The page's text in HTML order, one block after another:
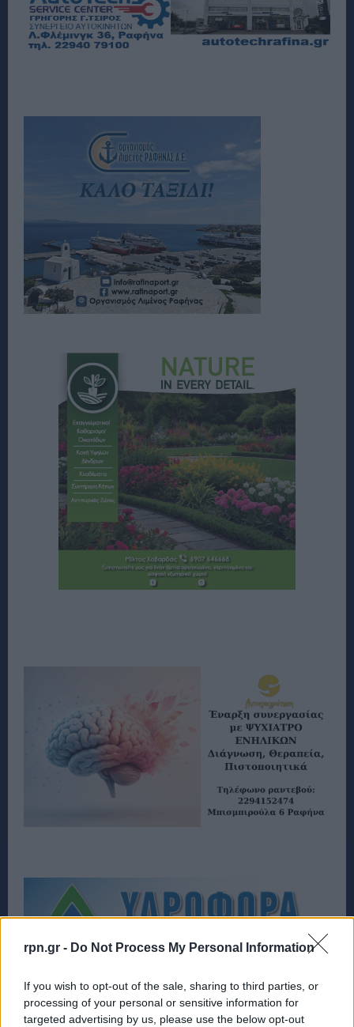
rpn.gr - Do Not Process My Personal Information
If you wish to opt-out of the sale, sharing to third parties, or
processing of your personal or sensitive information for
targeted advertising by us, please use the below opt-out